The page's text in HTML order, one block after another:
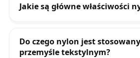
Jakie są główne właściwości
Do czego nylon jest
przemyśle tekstylnym?